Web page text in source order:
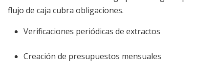
flujo de caja cubra obligaciones.
Verificaciones periódicas de extractos
Creación de presupuestos mensuales